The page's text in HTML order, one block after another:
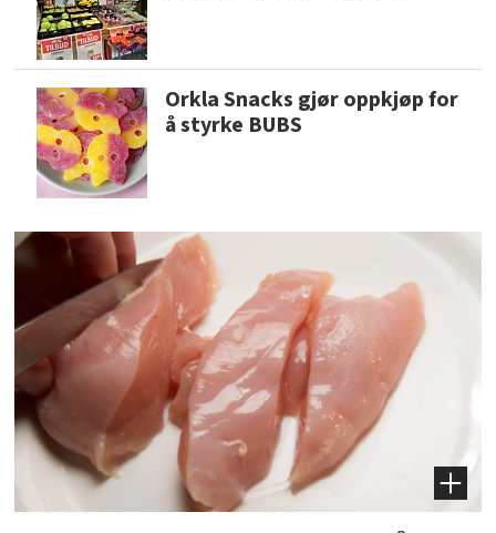
Orkla Snacks gjør oppkjøp for
å styrke BUBS